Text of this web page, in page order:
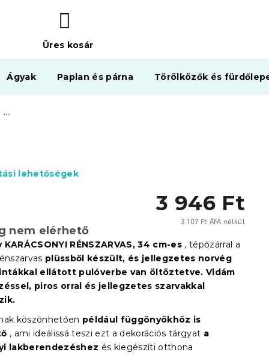
KOSÁR
Üres kosár
Ágyak Paplan és párna Törölközők és
Dekoratív KARÁCSONYI RÉNSZARVAS tépőzárral 34 cm
3 946 Ft
3 107 Ft ÁFA nélkül
nem elérhető
lehetőségek
RÉNSZARVAS, 34 cm-es , tépőzárral a
plüssből készült, és jellegzetes norvég
ellátott pulóverbe van öltöztetve. Vidám
piros orral és jellegzetes szarvakkal
köszönhetően például függönyökhöz is
, ami ideálissá teszi ezt a dekorációs tárgyat a
lakberendezéshez és kiegészíti otthona